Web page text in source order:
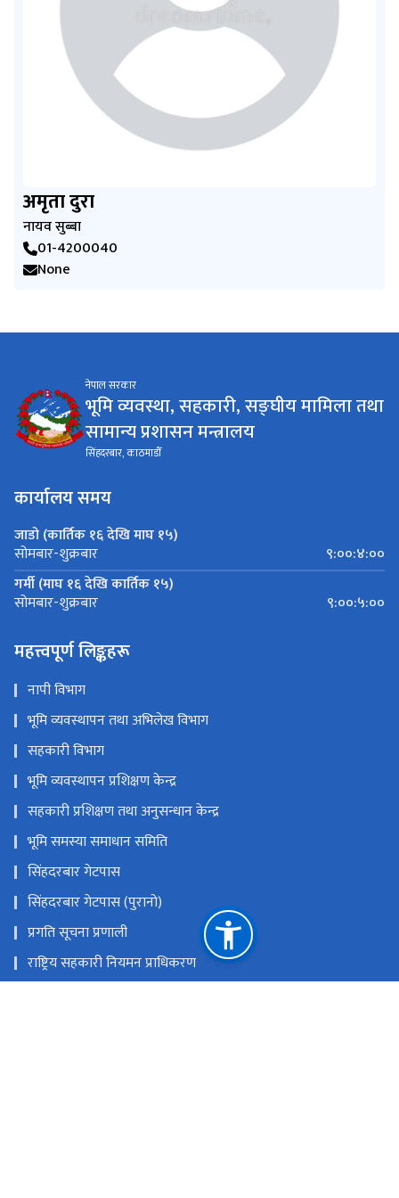
अमृता दुरा
नायव सुब्बा
01-4200040
None
नेपाल सरकार
भूमि व्यवस्था, सहकारी, सङ्घीय मामिला तथा
सामान्य प्रशासन मन्त्रालय
सिंहदरबार, काठमाडौँ
कार्यालय समय
जाडो (कार्तिक १६ देखि माघ १५)
सोमबार-शुक्रबार
९:००:४:००
गर्मी (माघ १६ देखि कार्तिक १५)
सोमबार-शुक्रबार ९:००:५:००
महत्त्वपूर्ण लिङ्कहरू
नापी विभाग
भूमि व्यवस्थापन तथा अभिलेख विभाग
सहकारी विभाग
भूमि व्यवस्थापन प्रशिक्षण केन्द्र
सहकारी प्रशिक्षण तथा अनुसन्धान केन्द्र
भूमि समस्या समाधान समिति
सिंहदरबार गेटपास
सिंहदरबार गेटपास (पुरानो)
प्रगति सूचना प्रणाली
राष्ट्रिय सहकारी नियमन प्राधिकरण